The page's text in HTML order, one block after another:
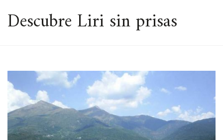
ESPACIO
Descubre Liri sin prisas